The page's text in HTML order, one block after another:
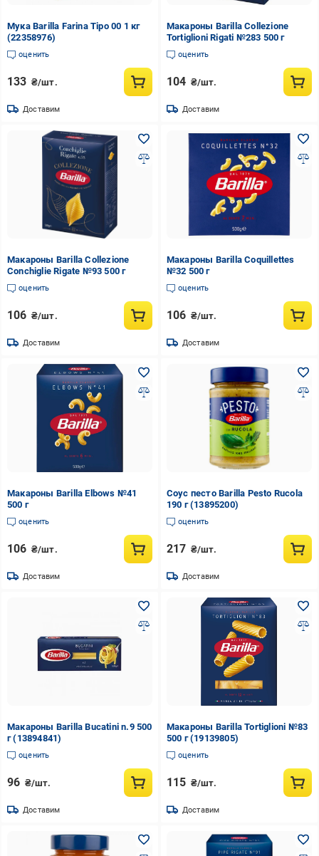
Мука Barilla Farina Tipo 00 1 кг
(22358976)
оценить
133 ₴/шт.
Доставим
Макароны Barilla Collezione
Tortiglioni Rigati №283 500 г
оценить
104 ₴/шт.
Доставим
Макароны Barilla Collezione
Conchiglie Rigate №93 500 г
оценить
106 ₴/шт.
Доставим
Макароны Barilla Coquillettes
№32 500 г
оценить
106 ₴/шт.
Доставим
Макароны Barilla Elbows №41
500 г
оценить
106 ₴/шт.
Доставим
Соус песто Barilla Pesto Rucola
190 г (13895200)
оценить
217 ₴/шт.
Доставим
Макароны Barilla Bucatini n.9 500
г (13894841)
оценить
96 ₴/шт.
Доставим
Макароны Barilla Tortiglioni №83
500 г (19139805)
оценить
115 ₴/шт.
Доставим